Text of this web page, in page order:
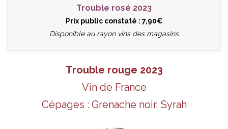
Trouble rosé 2023
Prix public constaté : 7,90€
Disponible au rayon vins des magasins
Trouble rouge 2023
Vin de France
Cépages : Grenache noir, Syrah